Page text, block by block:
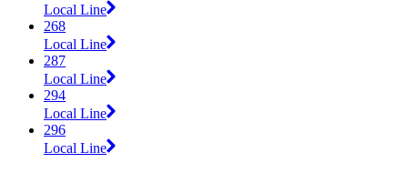
Local Line
268
Local Line
287
Local Line
294
Local Line
296
Local Line